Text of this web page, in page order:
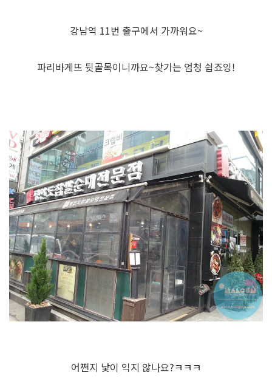
강남역 11번 출구에서 가까워요~
파리바게뜨 뒷골목이니까요~찾기는 엄청 쉽죠잉!
어쩐지 낯이 익지 않나요?ㅋㅋㅋ